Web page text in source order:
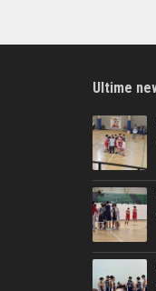
Ultime